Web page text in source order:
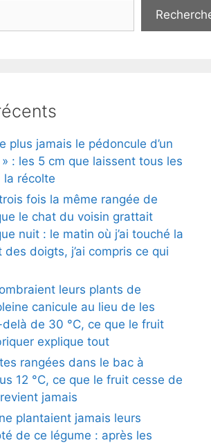
plus jamais le pédoncule d’un
: les 5 cm que laissent tous les
la récolte
fois la même rangée de
le chat du voisin grattait
nuit : le matin où j’ai touché la
doigts, j’ai compris ce qui
leurs plants de
canicule au lieu de les
de 30 °C, ce que le fruit
explique tout
rangées dans le bac à
12 °C, ce que le fruit cesse de
jamais
plantaient jamais leurs
de ce légume : après les